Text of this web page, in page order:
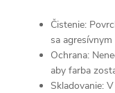
Čistenie:
sa
Ochrana:
aby farba
Skladovanie: